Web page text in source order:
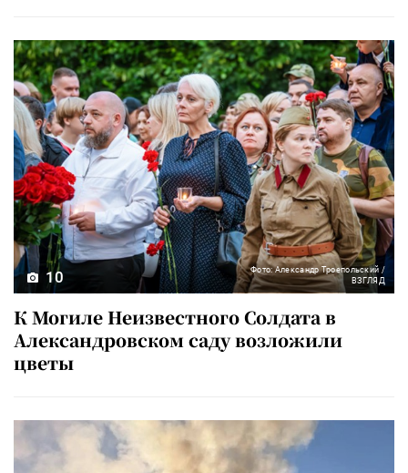
10
Фото: Александр Троепольский /
ВЗГЛЯД
К Могиле Неизвестного Солдата в
Александровском саду возложили
цветы